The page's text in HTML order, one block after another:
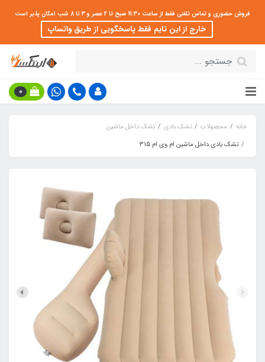
فروش حضوری و تماس تلفنی فقط از ساعت 11:30 صبح تا 2 عصر و 3 تا 8 شب امکان پذیر است
خارج از این تایم فقط پاسخگویی از طریق واتساپ
0
خانه محصولات تشک بادی
تشک داخل ماشین
تشک بادی داخل ماشین ام وی ام 315